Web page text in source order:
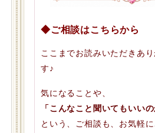
◆ご相談はこちらから
ここまでお読みいただきあ
す♪
気になることや、
「こんなこと聞いてもいいの
という、ご相談も、お気軽